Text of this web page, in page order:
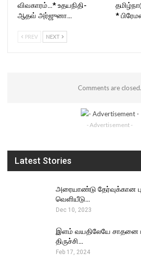
விவகாரம்…* உதயநிதி-
ஆதவ் அர்ஜுனா…
*
PREV NEXT
Comments are closed.
- Advertisement -
Latest Stories
அரையாண்டு தேர்வுக்கான
வெளியீடு…
Dec 10, 2023
இளம் வயதிலேயே சாதனை
திருச்சி…
Feb 17, 2024